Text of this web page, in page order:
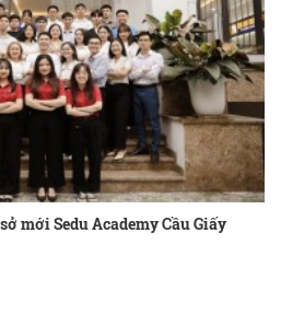
mới Sedu Academy Cầu Giấy